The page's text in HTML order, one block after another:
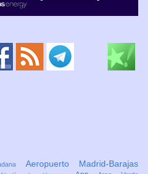
Aeropuerto Madrid-Barajas